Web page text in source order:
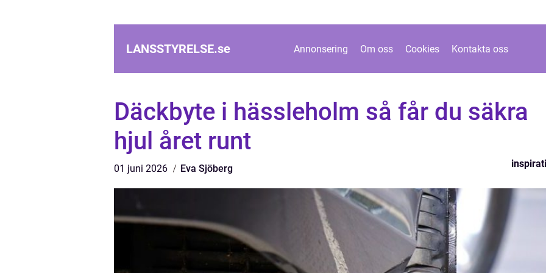
LANSSTYRELSE.se Annonsering Om oss Cookies Kontakta oss
Däckbyte i hässleholm så får du säkra
hjul året runt
01 juni 2026 Eva Sjöberg